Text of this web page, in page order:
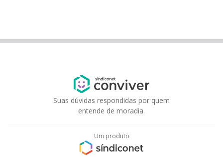
Suas dúvidas respondidas por quem
entende de moradia.
Um produto